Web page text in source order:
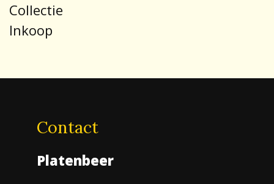
Collectie
Inkoop
Contact
Platenbeer